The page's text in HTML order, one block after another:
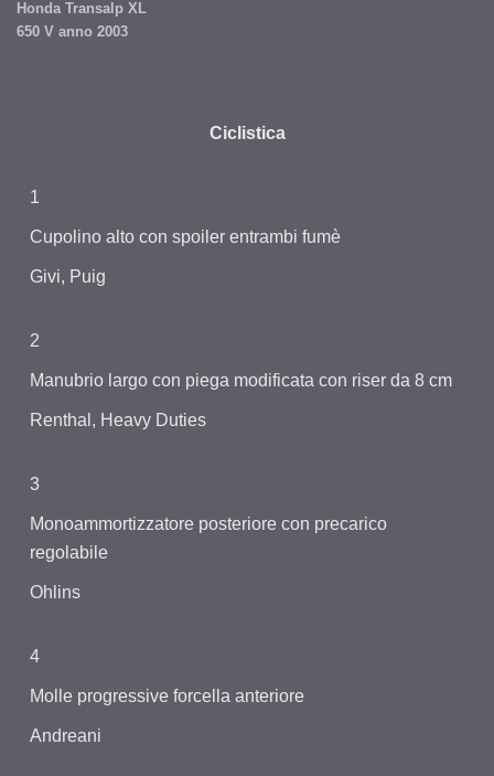
Honda Transalp XL
650 V anno 2003
Ciclistica
1
Cupolino alto con spoiler entrambi fumè
Givi, Puig
2
Manubrio largo con piega modificata con riser da 8 cm
Renthal, Heavy Duties
3
Monoammortizzatore posteriore con precarico
regolabile
Ohlins
4
Molle progressive forcella anteriore
Andreani